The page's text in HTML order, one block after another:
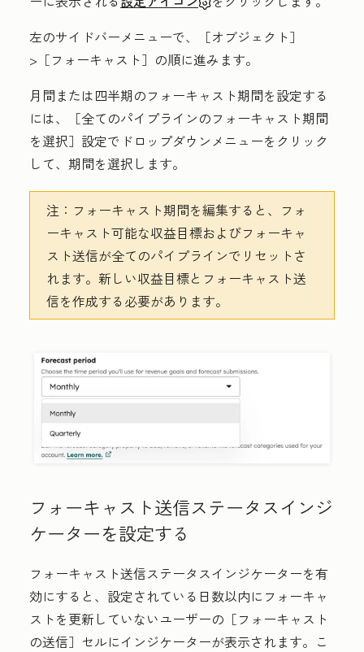
左のサイドバーメニューで、［オブジェクト］
>［フォーキャスト］ の順に進みます。
月間または四半期のフォーキャスト期間を設定する
には、
［全てのパイプラインのフォーキャスト期間
を選択］設定で ドロップダウンメニューをクリック
して、期間を選択します。
注： フォーキャスト期間を編集すると、フォ
ーキャスト可能な収益目標およびフォーキャ
スト送信が全てのパイプラインでリセットさ
れます。新しい収益目標とフォーキャスト送
信を作成する必要があります。
フォーキャスト送信ステータスインジ
ケーターを設定する
フォーキャスト送信ステータスインジケーターを有
効にすると、設定されている日数以内にフォーキャ
ストを更新していないユーザーの［フォーキャスト
の送信］ セルにインジケーターが表示されます。こ